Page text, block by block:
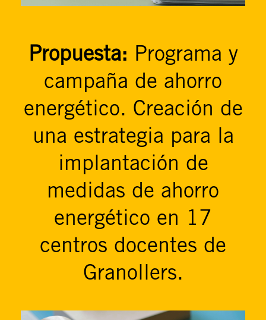
Propuesta: Programa y
campaña de ahorro
energético. Creación de
una estrategia para la
implantación de
medidas de ahorro
energético en 17
centros docentes de
Granollers.